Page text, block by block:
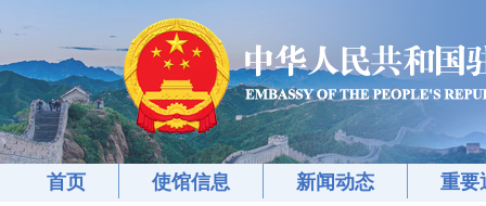
首页 使馆信息 新闻动态 重要